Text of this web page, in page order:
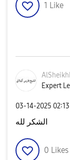
1 Like
Expert
‎03-14-2025
الشكر لله
0 Likes